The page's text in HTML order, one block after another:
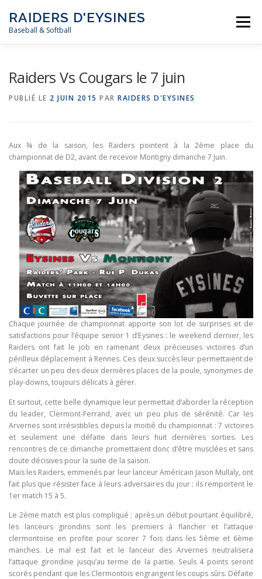
contenu
RAIDERS D'EYSINES
Baseball & Softball
Menu
Raiders Vs Cougars le 7 juin
PUBLIÉ LE 2 JUIN 2015 PAR RAIDERS D'EYSINES
Aux ¾ de la saison, les Raiders pointent à la 2ème place du
championnat de D2, avant de recevoir Montigny dimanche 7 Juin.
Chaque journée de championnat apporte son lot de surprises et de
satisfactions pour l’équipe senior 1 d’Eysines : le weekend dernier, les
Raiders ont fait le job en ramenant deux précieuses victoires d’un
périlleux déplacement à Rennes. Ces deux succès leur permettaient de
s’écarter un peu des deux dernières places de la poule, synonymes de
play-downs, toujours délicats à gérer.
Et surtout, cette belle dynamique leur permettait d’aborder la réception
du leader, Clermont-Ferrand, avec un peu plus de sérénité. Car les
Arvernes sont irrésistibles depuis la moitié du championnat : 7 victoires
et seulement une défaite dans leurs huit dernières sorties. Les
rencontres de ce dimanche promettaient donc d’être musclées et sans
doute décisives pour la suite de la saison.
Mais les Raiders, emmenés par leur lanceur Américain Jason Mullaly, ont
fait plus que résister face à leurs adversaires du jour : ils remportent le
1er match 15 à 5.
Le 2ème match est plus compliqué ; après un début pourtant équilibré,
les lanceurs girondins sont les premiers à flancher et l’attaque
clermontoise en profite pour scorer 7 fois dans les 5ème et 6ème
manches. Le mal est fait et le lanceur des Arvernes neutralisera
l’attaque girondine jusqu’au terme de la partie. Seuls 4 points seront
scorés pendant que les Clermontois engrangent les coups sûrs. Défaite